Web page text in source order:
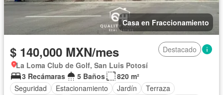
Casa en Fraccionamiento
$ 140,000 MXN/mes
Destacado
La Loma Club de Golf, San Luis Potosí
3 Recámaras
5 Baños
820 m²
Seguridad
Estacionamiento Jardín
Terraza